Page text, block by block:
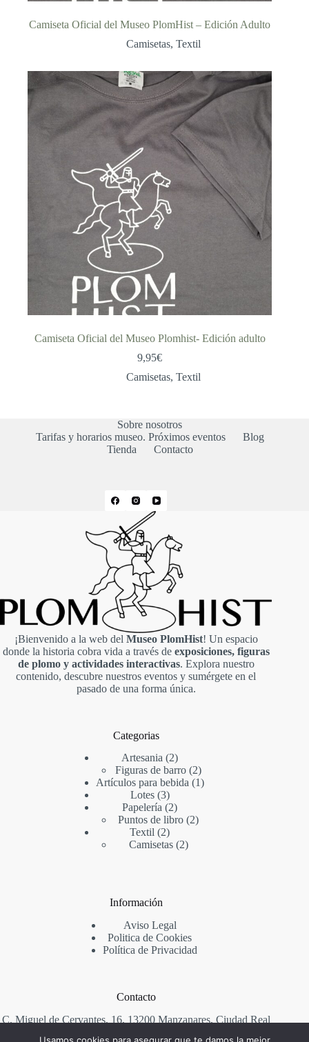
Camiseta Oficial del Museo PlomHist – Edición Adulto
Camisetas,Textil
Camiseta Oficial del Museo Plomhist- Edición adulto
9,95€
Camisetas,Textil
Sobre nosotros
Tarifas y horarios museo. Próximos eventos
Blog
Tienda
Contacto
¡Bienvenido a la web del Museo PlomHist! Un espacio
donde la historia cobra vida a través de exposiciones, figuras
de plomo y actividades interactivas. Explora nuestro
contenido, descubre nuestros eventos y sumérgete en el
pasado de una forma única.
Categorias
Artesania 22
productos
Figuras de barro 22
productos
Artículos para bebida 11
Lotes 33
productos
Papelería 22
productos
Puntos de libro 22
Textil 22
productos
Camisetas 22
Información
Aviso Legal
Politica de Cookies
Política de Privacidad
Contacto
C. Miguel de Cervantes, 16, 13200 Manzanares, Ciudad Real